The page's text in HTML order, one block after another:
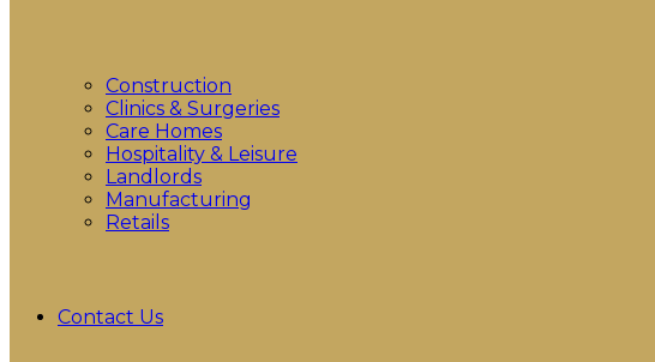
Construction
Clinics & Surgeries
Care Homes
Hospitality & Leisure
Landlords
Manufacturing
Retails
Contact Us